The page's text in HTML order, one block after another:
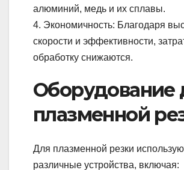
алюминий, медь и их сплавы.
4. Экономичность: Благодаря
скорости и эффективности,
обработку снижаются.
Оборудование
плазменной
Для плазменной резки
различные устройства, включая: